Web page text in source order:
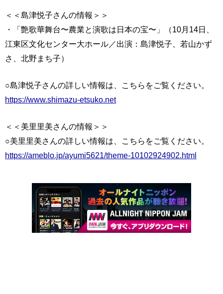
＜＜島津悦子さんの情報＞＞
・「艶歌華舞台〜農業と演歌は日本の宝〜」（10月14日、
江東区文化センター大ホール／出演：島津悦子、若山かず
さ、北野まち子）
○島津悦子さんの詳しい情報は、こちらをご覧ください。
https://www.shimazu-etsuko.net
＜＜美里里美さんの情報＞＞
○美里里美さんの詳しい情報は、こちらをご覧ください。
https://ameblo.jp/ayumi5621/theme-10102924902.html